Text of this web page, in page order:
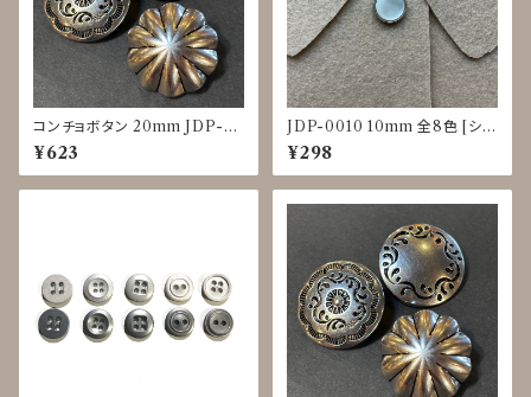
コンチョボタン 20mm JDP-0
016
¥623
JDP-0010 10mm 全8色 [シェ
ル調][裏足ボタン][ブラウス]
¥298